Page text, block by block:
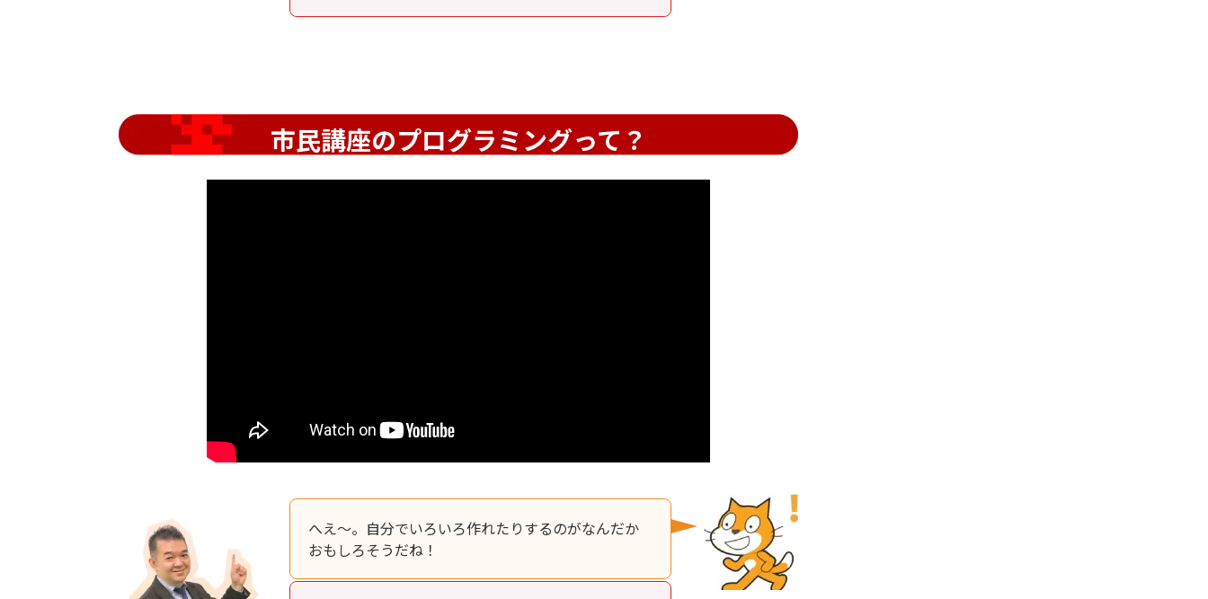
市民講座のプログラミングって？
へえ～。自分でいろいろ作れたりするのがなんだか
おもしろそうだね！